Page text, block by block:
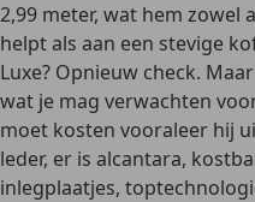
2,99 meter, wat hem zowel
helpt als aan een stevige
Luxe? Opnieuw check.
wat je mag verwachten
moet kosten vooraleer hij
leder, er is alcantara,
inlegplaatjes,